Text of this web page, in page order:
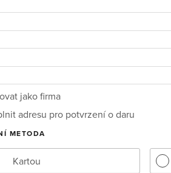
jako firma
adresu pro potvrzení o daru
METODA
Kartou